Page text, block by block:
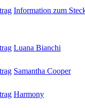
Information zum
Luana Bianchi
Samantha Cooper
Harmony